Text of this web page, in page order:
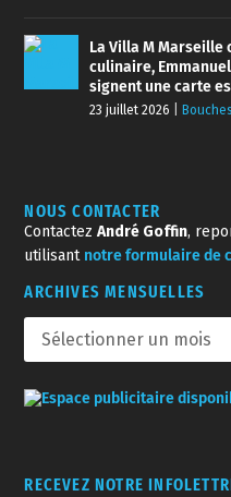
La Villa M Marseille
culinaire,
signent une carte
23 juillet 2026
NOUS CONTACTER
ContactezAndré Goffin,
utilisant notre formulaire de
ARCHIVES MENSUELLES
RECEVEZ NOTRE